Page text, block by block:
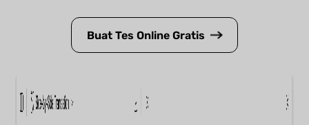
Buat Tes Online Gratis